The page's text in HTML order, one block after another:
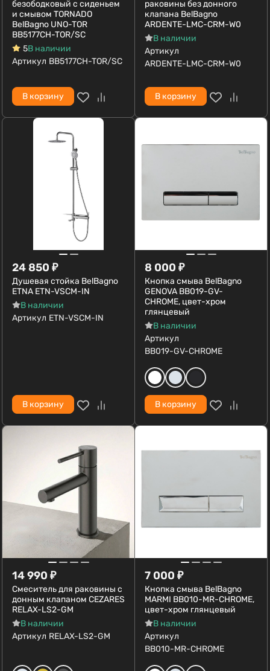
безободковый с сиденьем
и смывом TORNADO
BelBagno UNO-TOR
BB5177CH-TOR/SC
5В наличии
Артикул BB5177CH-TOR/SC
В корзину
раковины без донного
клапана BelBagno
ARDENTE-LMC-CRM-W0
В наличии
Артикул
ARDENTE-LMC-CRM-W0
В корзину
24 850 ₽
Душевая стойка BelBagno
ETNA ETN-VSCM-IN
В наличии
Артикул ETN-VSCM-IN
В корзину
8 000 ₽
Кнопка смыва BelBagno
GENOVA BB019-GV-
CHROME, цвет-хром
глянцевый
В наличии
Артикул
BB019-GV-CHROME
В корзину
14 990 ₽
Смеситель для раковины с
донным клапаном CEZARES
RELAX-LS2-GM
В наличии
Артикул RELAX-LS2-GM
7 000 ₽
Кнопка смыва BelBagno
MARMI BB010-MR-CHROME,
цвет-хром глянцевый
В наличии
Артикул
BB010-MR-CHROME